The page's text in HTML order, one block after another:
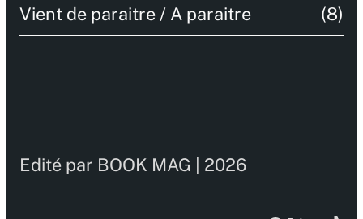
Vient de paraitre / A paraitre (8)
Edité par BOOK MAG | 2026